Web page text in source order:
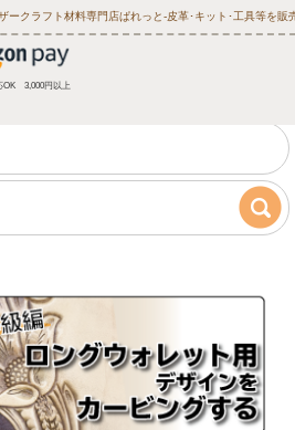
ークラフト材料専門店ぱれっと‐皮革･キット･工具等を販
OK 3,000円以上